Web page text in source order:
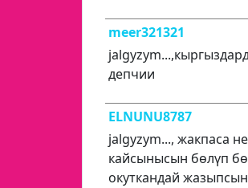
meer321321
депчии
ELNUNU8787
jalgyzym..., жакпаса
кайсынысын бөлүп
окуткандай